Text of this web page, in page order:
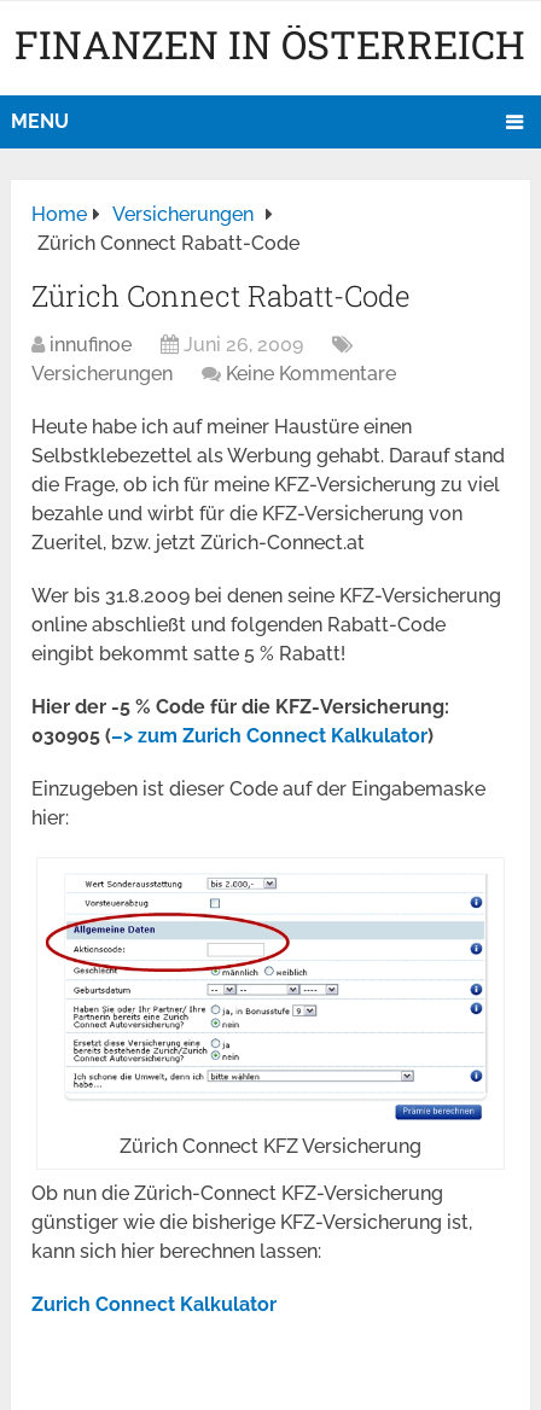
FINANZEN IN ÖSTERREICH
MENU
Home
Versicherungen
Zürich Connect Rabatt-Code
Zürich Connect Rabatt-Code
innufinoe
Juni 26, 2009
Versicherungen
Keine Kommentare
Heute habe ich auf meiner Haustüre einen
Selbstklebezettel als Werbung gehabt. Darauf stand
die Frage, ob ich für meine KFZ-Versicherung zu viel
bezahle und wirbt für die KFZ-Versicherung von
Zueritel, bzw. jetzt Zürich-Connect.at
Wer bis 31.8.2009 bei denen seine KFZ-Versicherung
online abschließt und folgenden Rabatt-Code
eingibt bekommt satte 5 % Rabatt!
Hier der -5 % Code für die KFZ-Versicherung:
030905 (–> zum Zurich Connect Kalkulator)
Einzugeben ist dieser Code auf der Eingabemaske
hier:
Zürich Connect KFZ Versicherung
Ob nun die Zürich-Connect KFZ-Versicherung
günstiger wie die bisherige KFZ-Versicherung ist,
kann sich hier berechnen lassen:
Zurich Connect Kalkulator